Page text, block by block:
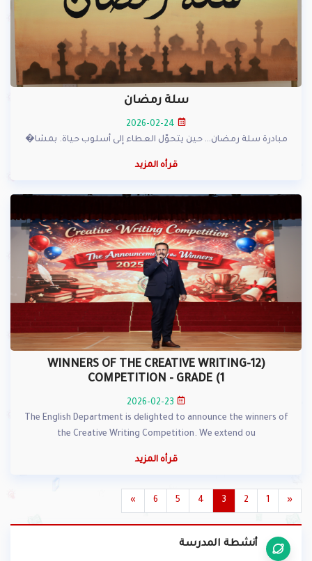
سلة رمضان
مبادرة سلة رمضان… حين يتحوّل العطاء إلى أسلوب حياة. بمشا�
قرأه المزيد
(12-WINNERS OF THE CREATIVE WRITING
COMPETITION - GRADE (1
The English Department is delighted to announce the winners of
the Creative Writing Competition. We extend ou
قرأه المزيد
«
1
2
3
4
5
6
»
أنشطة المدرسة